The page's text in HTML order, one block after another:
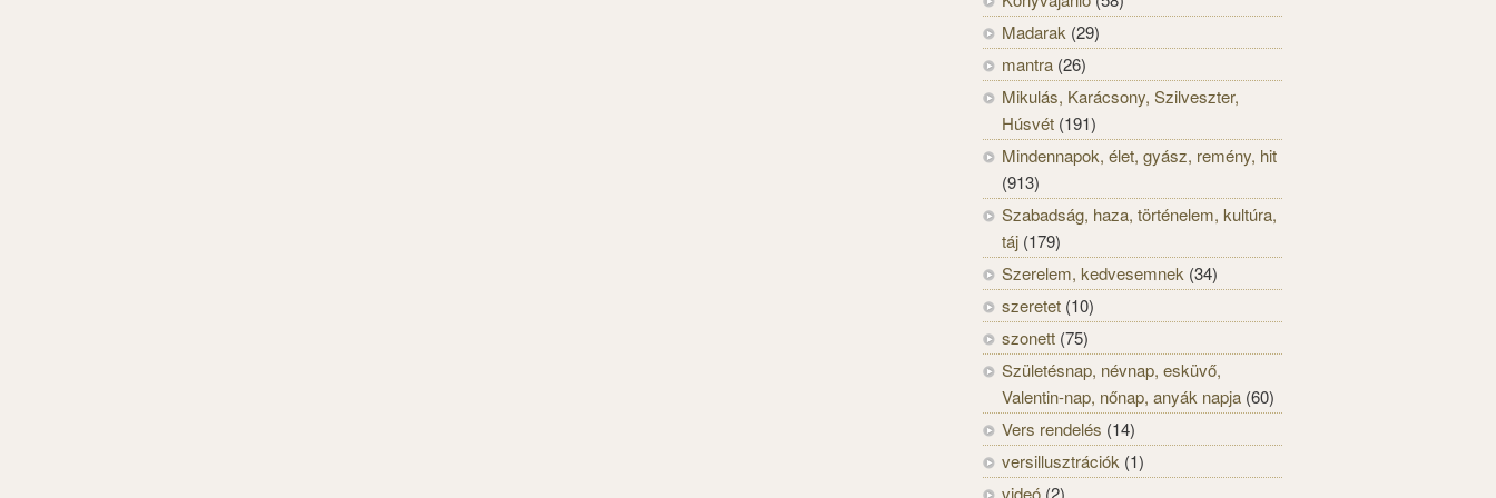
Madarak (29)
mantra (26)
Mikulás, Karácsony, Szilveszter,
Húsvét (191)
Mindennapok, élet, gyász, remény, hit
(913)
Szabadság, haza, történelem, kultúra,
táj (179)
Szerelem, kedvesemnek (34)
szeretet (10)
szonett (75)
Születésnap, névnap, esküvő,
Valentin-nap, nőnap, anyák napja (60)
Vers rendelés (14)
versillusztrációk (1)
videó (2)